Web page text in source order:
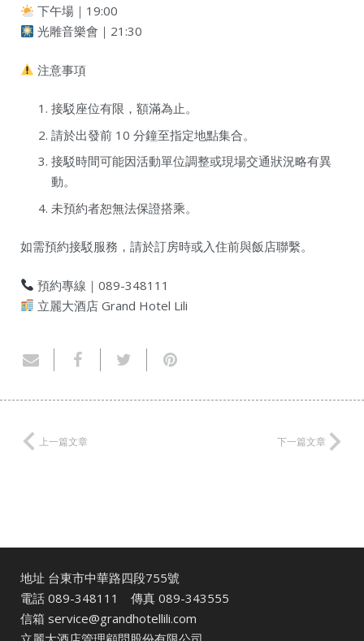
下午場｜19:00
光雕音樂會｜21:30
注意事項
接駁座位有限，額滿為止。
請於出發前 10 分鐘至指定地點集合。
接駁時間可能因活動單位調整或現場交通狀況略有異
動。
未預約者恕無法保證搭乘。
如需預約接駁服務，請於訂房時或入住前與飯店聯繫。
預約專線｜089-348111
立麗大酒店 Grand Hotel Lili
上一篇文章 下一篇文章
地址 台東市中華路四段755號
電話 089-348111
傳真 089-343555
信箱 service@grandhotellili.com